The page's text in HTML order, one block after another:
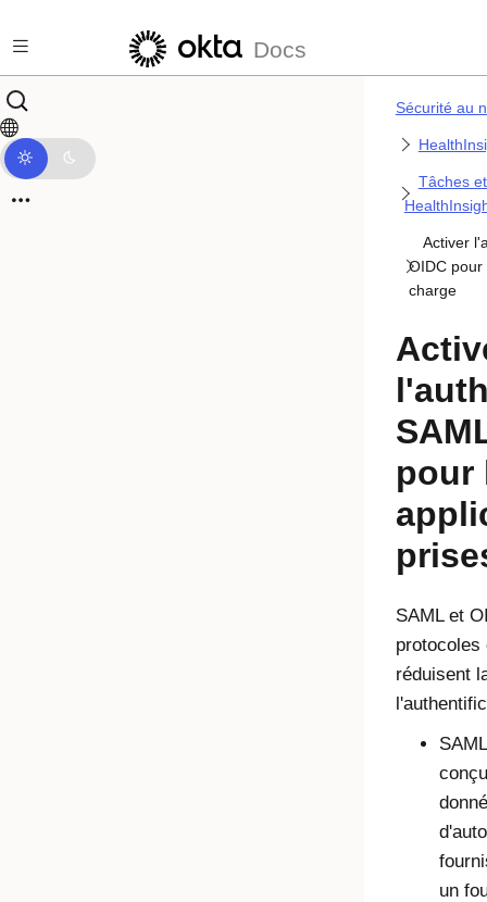
Docs
Sécurité au
Tâches
Activer
OIDC pour
charge
pour
SAML et
protocoles
réduisent
un